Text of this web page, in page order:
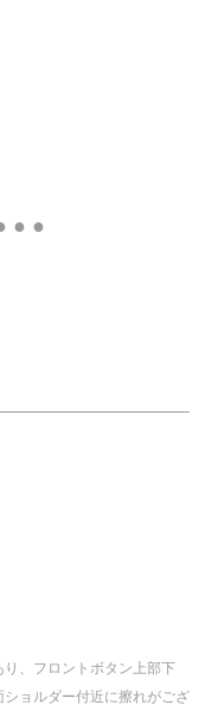
● ●
、フロントボタン上部下
ョルダー付近に擦れがござ